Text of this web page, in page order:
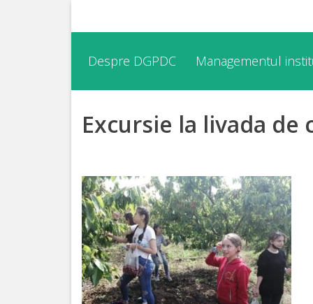
DGPDC
Informații
DGPDC
Subdiviziuni/Servicii
Structura
Strategia
Despre DGPDC Managementul
Excursie la livada de